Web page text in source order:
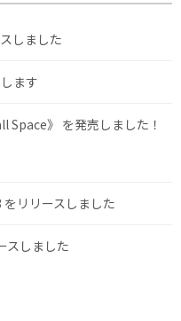
しました
ます
Space》 を発売しました！
リリースしました
スしました